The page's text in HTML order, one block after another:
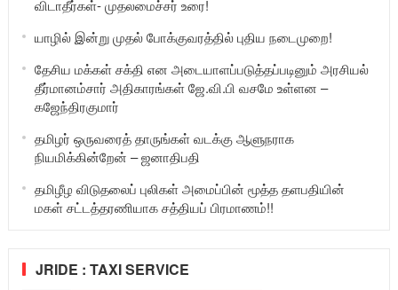
விடாதீர்கள்- முதலமைச்சர் உரை!
யாழில் இன்று முதல் போக்குவரத்தில் புதிய நடைமுறை!
தேசிய மக்கள் சக்தி என அடையாளப்படுத்தப்படினும் அரசியல்
தீர்மானம்சார் அதிகாரங்கள் ஜே.வி.பி வசமே உள்ளன –
கஜேந்திரகுமார்
தமிழர் ஒருவரைத் தாருங்கள் வடக்கு ஆளுநராக
நியமிக்கின்றேன் – ஜனாதிபதி
தமிழீழ விடுதலைப் புலிகள் அமைப்பின் மூத்த தளபதியின்
மகள் சட்டத்தரணியாக சத்தியப் பிரமாணம்!!
JRIDE : TAXI SERVICE